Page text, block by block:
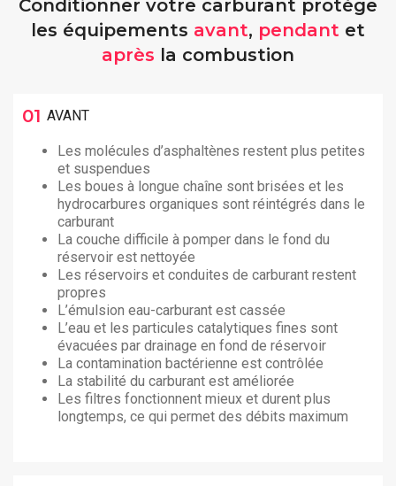
Conditionner votre carburant protège
les équipements avant, pendant et
après la combustion
01 AVANT
Les molécules d’asphaltènes restent plus petites
et suspendues
Les boues à longue chaîne sont brisées et les
hydrocarbures organiques sont réintégrés dans le
carburant
La couche difficile à pomper dans le fond du
réservoir est nettoyée
Les réservoirs et conduites de carburant restent
propres
L’émulsion eau-carburant est cassée
L’eau et les particules catalytiques fines sont
évacuées par drainage en fond de réservoir
La contamination bactérienne est contrôlée
La stabilité du carburant est améliorée
Les filtres fonctionnent mieux et durent plus
longtemps, ce qui permet des débits maximum